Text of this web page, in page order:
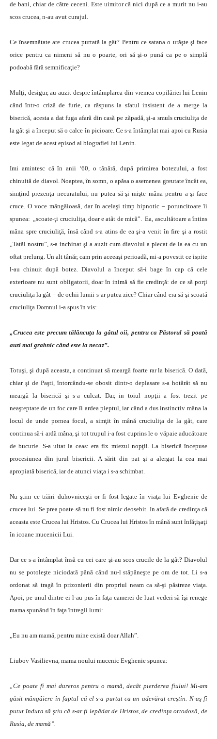
de bani, chiar de către ceceni. Este uimitor că nici după ce a murit nu i-au
scos crucea, n-au avut curajul.
Ce însemnătate are crucea purtată la gât? Pentru ce satana o urăşte şi face
orice pentru ca nimeni să nu o poarte, ori să şi-o pună ca pe o simplă
podoabă fără semnificaţie?
Mulţi, desigur, au auzit despre întâmplarea din vremea copilăriei lui Lenin
când într-o criză de furie, ca răspuns la sfatul insistent de a merge la
biserică, acesta a dat fuga afară din casă pe zăpadă, şi-a smuls cruciuliţa de
la gât şi a început să o calce în picioare. Ce s-a întâmplat mai apoi cu Rusia
este legat de acest episod al biografiei lui Lenin.
Imi amintesc că în anii ‘60, o tânără, după primirea botezului, a fost
chinuită de diavol. Noaptea, în somn, o apăsa o asemenea greutate încât ea,
simţind prezenţa necuratului, nu putea să-şi mişte mâna pentru a-şi face
cruce. O voce mângâioasă, dar în acelaşi timp hipnotic – poruncitoare îi
spunea: „scoate-ţi cruciuliţa, doar e atât de mică”. Ea, ascultătoare a întins
mâna spre cruciuliţă, însă când s-a atins de ea şi-a venit în fire şi a rostit
„Tatăl nostru”, s-a inchinat şi a auzit cum diavolul a plecat de la ea cu un
oftat prelung. Un alt tânăr, cam prin aceeaşi perioadă, mi-a povestit ce ispite
l-au chinuit după botez. Diavolul a început să-i bage în cap că cele
exterioare nu sunt obligatorii, doar în inimă să fie credinţă: de ce să porţi
cruciuliţa la gât – de ochii lumii s-ar putea zice? Chiar când era să-şi scoată
cruciuliţa Domnul i-a spus în vis:
„Crucea este precum tălăncuţa la gâtul oii, pentru ca Păstorul să poată
auzi mai grabnic când este la necaz”.
Totuşi, şi după aceasta, a continuat să meargă foarte rar la biserică. O dată,
chiar şi de Paşti, întorcându-se obosit dintr-o deplasare s-a hotărât să nu
meargă la biserică şi s-a culcat. Dar, in toiul nopţii a fost trezit pe
neaşteptate de un foc care îi ardea pieptul, iar când a dus instinctiv mâna la
locul de unde pornea focul, a simţit în mână cruciuliţa de la gât, care
continua să-i ardă mâna, şi tot trupul i-a fost cuprins le o văpaie aducătoare
de bucurie. S-a uitat la ceas: era fix miezul nopţii. La biserică începuse
procesiunea din jurul bisericii. A sărit din pat şi a alergat la cea mai
apropiată biserică, iar de atunci viaţa i s-a schimbat.
Nu ştim ce trăiri duhovniceşti or fi fost legate în viaţa lui Evghenie de
crucea lui. Se prea poate să nu fi fost nimic deosebit. In afară de credinţa că
aceasta este Crucea lui Hristos. Cu Crucea lui Hristos în mână sunt înfăţişaţi
în icoane mucenicii Lui.
Dar ce s-a întâmplat însă cu cei care şi-au scos crucile de la gât? Diavolul
nu se potoleşte niciodată până când nu-l stăpâneşte pe om de tot. Li s-a
ordonat să tragă în prizonierii din propriul neam ca să-şi păstreze viaţa.
Apoi, pe unul dintre ei l-au pus în faţa camerei de luat vederi să îşi renege
mama spunând în faţa întregii lumi:
„Eu nu am mamă, pentru mine există doar Allah”.
Liubov Vasilievna, mama noului mucenic Evghenie spunea:
„Ce poate fi mai dureros pentru o mamă, decât pierderea fiului! Mi-am
găsit mângâiere în faptul că el s-a purtat ca un adevărat creştin. N-aş fi
putut îndura să ştiu că s-ar fi lepădat de Hristos, de credinţa ortodoxă, de
Rusia, de mamă”.